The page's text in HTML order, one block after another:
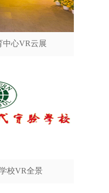
中心VR云展
校VR全景